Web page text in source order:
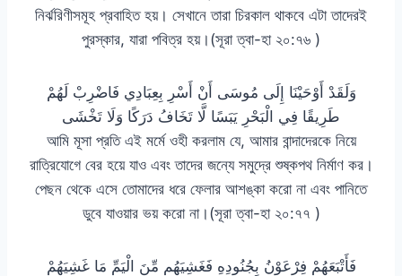
নির্ঝরিণীসমূহ প্রবাহিত হয়। সেখানে তারা চিরকাল থাকবে এটা তাদেরই
পুরস্কার, যারা পবিত্র হয়।(সূরা ত্বা-হা ২০:৭৬ )
وَلَقَدْ أَوْحَيْنَا إِلَى مُوسَى أَنْ أَسْرِ بِعِبَادِي فَاضْرِبْ لَهُمْ
طَرِيقًا فِي الْبَحْرِ يَبَسًا لَّا تَخَافُ دَرَكًا وَلَا تَخْشَى
আমি মূসা প্রতি এই মর্মে ওহী করলাম যে, আমার বান্দাদেরকে নিয়ে
রাত্রিযোগে বের হয়ে যাও এবং তাদের জন্যে সমুদ্রে শুষ্কপথ নির্মাণ কর।
পেছন থেকে এসে তোমাদের ধরে ফেলার আশঙ্কা করো না এবং পানিতে
ডুবে যাওয়ার ভয় করো না।(সূরা ত্বা-হা ২০:৭৭ )
فَأَتْبَعَهُمْ فِرْعَوْنُ بِجُنُودِهِ فَغَشِيَهُم مِّنَ الْيَمِّ مَا غَشِيَهُمْ